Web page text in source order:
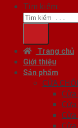
Tìm kiếm:
Trang chủ
Giới thiệu
Sản phẩm
CỬA
Cửa